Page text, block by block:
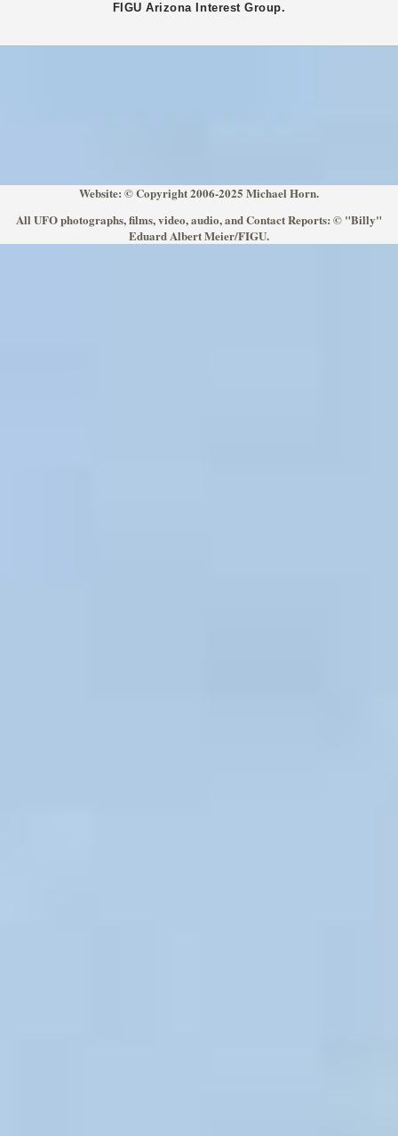
FIGUArizonaInterest Group.
Website: © Copyright 2006-2025 Michael Horn.
All UFO photographs, films, video, audio, and Contact Reports: © "Billy"
Eduard Albert Meier/FIGU.